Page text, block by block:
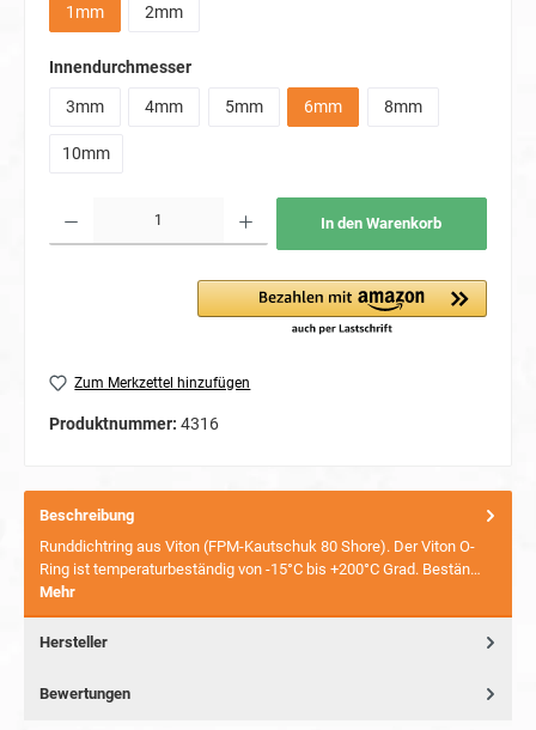
1mm 2mm
Innendurchmesserauswählen
3mm 4mm 5mm 6mm 8mm
10mm
In den Warenkorb
Zum Merkzettel hinzufügen
Produktnummer: 4316
Beschreibung
Runddichtring aus Viton (FPM-Kautschuk 80 Shore). Der Viton O-
Ring ist temperaturbeständig von -15°C bis +200°C Grad. Bestän…
Mehr
Hersteller
Bewertungen